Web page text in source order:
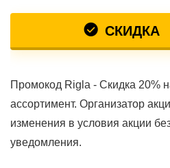
СКИДКА
Промокод Rigla - Скидка 20%
ассортимент. Организатор
изменения в условия акции
уведомления.